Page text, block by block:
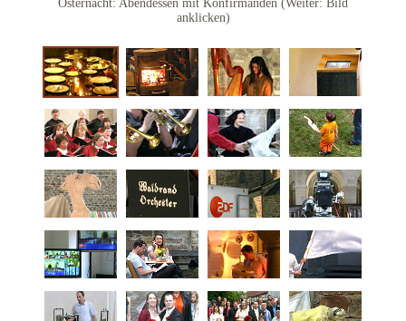
Osternacht: Abendessen mit Konfirmanden (Weiter: Bild
anklicken)